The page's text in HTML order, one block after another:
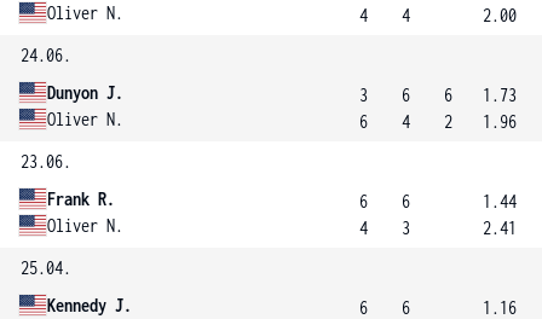
Oliver N.
4
4
2.00
24.06.
Dunyon J.
Oliver N.
3
6
6
4
6
2
1.73
1.96
23.06.
Frank R.
Oliver N.
6
4
6
3
1.44
2.41
25.04.
Kennedy J.
6
6
1.16